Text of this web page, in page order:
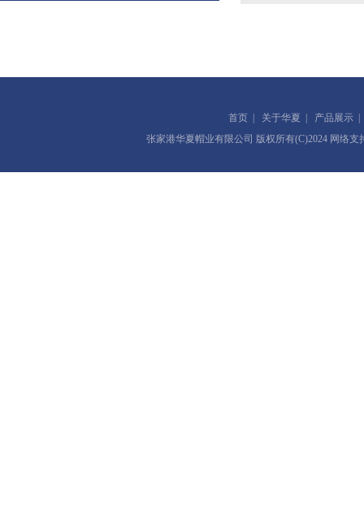
首页 关于华夏 产品展示
张家港华夏帽业有限公司 版权所有(C)2024 网络支